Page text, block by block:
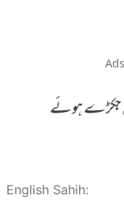
جکڑے ہوئے
English Sahih: